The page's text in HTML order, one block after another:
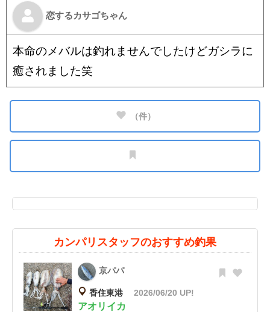
恋するカサゴちゃん
本命のメバルは釣れませんでしたけどガシラに
癒されました笑
（件）
カンパリスタッフのおすすめ釣果
京パパ
香住東港 2026/06/20 UP!
アオリイカ